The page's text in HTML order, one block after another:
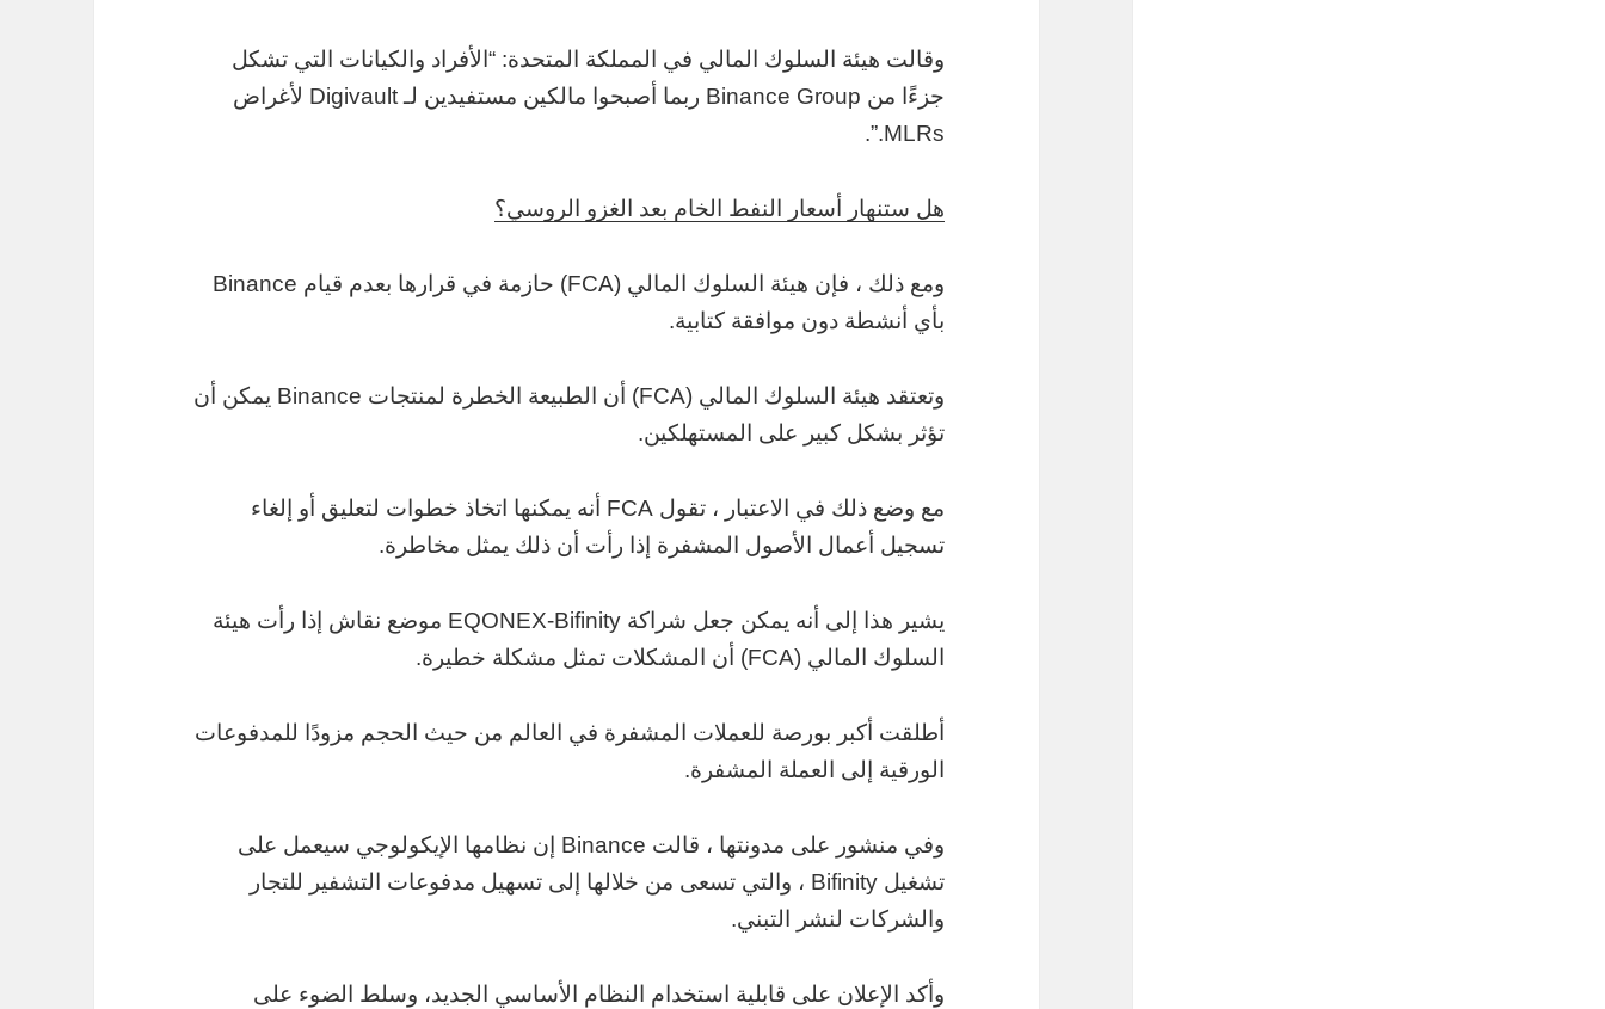
وقالت هيئة السلوك المالي في المملكة المتحدة: “الأفراد والكيانات التي تشكل
جزءًا من Binance Group ربما أصبحوا مالكين مستفيدين لـ Digivault لأغراض
MLRs.”.
هل ستنهار أسعار النفط الخام بعد الغزو الروسي؟
ومع ذلك ، فإن هيئة السلوك المالي (FCA) حازمة في قرارها بعدم قيام Binance
بأي أنشطة دون موافقة كتابية.
وتعتقد هيئة السلوك المالي (FCA) أن الطبيعة الخطرة لمنتجات Binance يمكن أن
تؤثر بشكل كبير على المستهلكين.
مع وضع ذلك في الاعتبار ، تقول FCA أنه يمكنها اتخاذ خطوات لتعليق أو إلغاء
تسجيل أعمال الأصول المشفرة إذا رأت أن ذلك يمثل مخاطرة.
يشير هذا إلى أنه يمكن جعل شراكة EQONEX-Bifinity موضع نقاش إذا رأت هيئة
السلوك المالي (FCA) أن المشكلات تمثل مشكلة خطيرة.
أطلقت أكبر بورصة للعملات المشفرة في العالم من حيث الحجم مزودًا للمدفوعات
الورقية إلى العملة المشفرة.
وفي منشور على مدونتها ، قالت Binance إن نظامها الإيكولوجي سيعمل على
تشغيل Bifinity ، والتي تسعى من خلالها إلى تسهيل مدفوعات التشفير للتجار
والشركات لنشر التبني.
وأكد الإعلان على قابلية استخدام النظام الأساسي الجديد، وسلط الضوء على